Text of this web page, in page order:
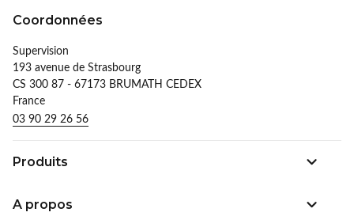
Coordonnées
Supervision
193 avenue de Strasbourg
CS 300 87 - 67173 BRUMATH CEDEX
France
03 90 29 26 56
Produits
A propos